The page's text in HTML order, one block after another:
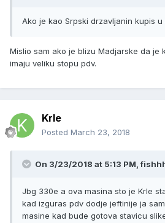
Ako je kao Srpski drzavljanin kupis u
Mislio sam ako je blizu Madjarske da je
imaju veliku stopu pdv.
Krle
Posted March 23, 2018
On 3/23/2018 at 5:13 PM,
Jbg 330e a ova masina sto je Krle
kad izguras pdv dodje jeftinije ja
masine kad bude gotova stavicu